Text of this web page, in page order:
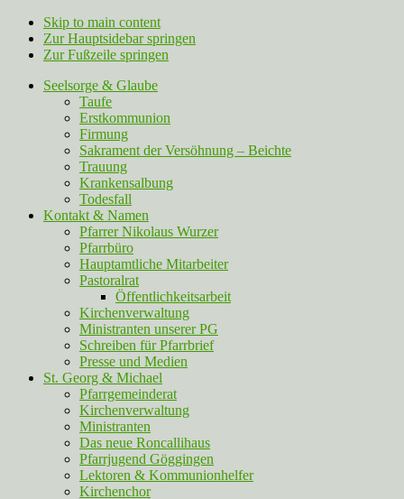
Skip to main content
Zur Hauptsidebar springen
Zur Fußzeile springen
Seelsorge & Glaube
Taufe
Erstkommunion
Firmung
Sakrament der Versöhnung – Beichte
Trauung
Krankensalbung
Todesfall
Kontakt & Namen
Pfarrer Nikolaus Wurzer
Pfarrbüro
Hauptamtliche Mitarbeiter
Pastoralrat
Öffentlichkeitsarbeit
Kirchenverwaltung
Ministranten unserer PG
Schreiben für Pfarrbrief
Presse und Medien
St. Georg & Michael
Pfarrgemeinderat
Kirchenverwaltung
Ministranten
Das neue Roncallihaus
Pfarrjugend Göggingen
Lektoren & Kommunionhelfer
Kirchenchor